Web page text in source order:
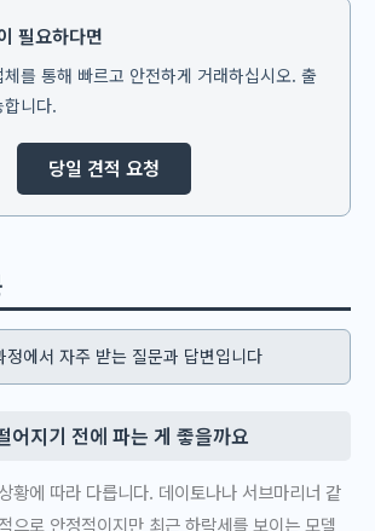
필요하다면
를 통해 빠르고 안전하게 거래하십시오. 출
니다.
당일 견적 요청
정에서 자주 받는 질문과 답변입니다
어지기 전에 파는 게 좋을까요
황에 따라 다릅니다. 데이토나나 서브마리너 같
으로 안정적이지만 최근 하락세를 보이는 모델